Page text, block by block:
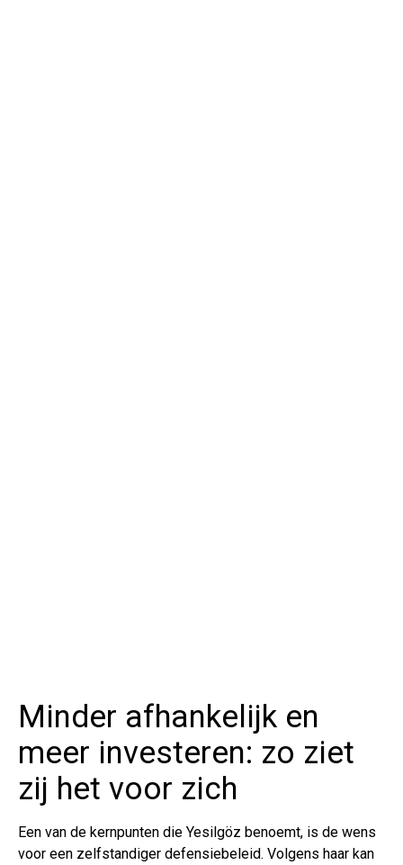
Minder afhankelijk en
meer investeren: zo ziet
zij het voor zich
Een van de kernpunten die Yesilgöz benoemt, is de wens
voor een zelfstandiger defensiebeleid. Volgens haar kan